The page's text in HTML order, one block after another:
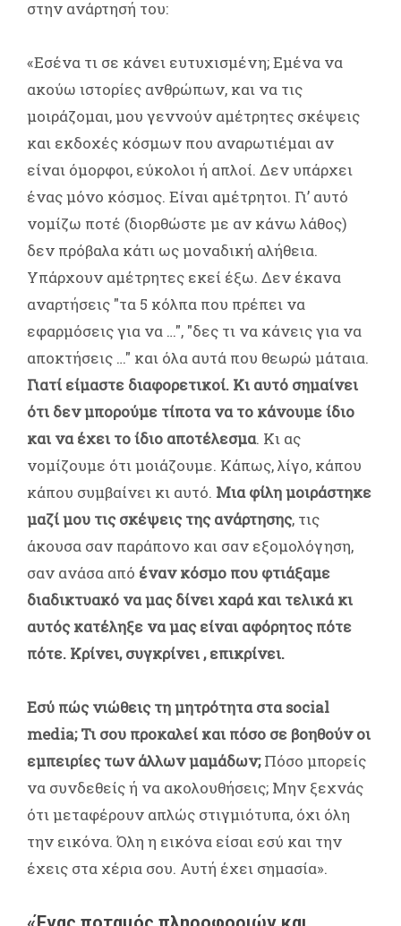
στην ανάρτησή του:
«Εσένα τι σε κάνει ευτυχισμένη; Εμένα να
ακούω ιστορίες ανθρώπων, και να τις
μοιράζομαι, μου γεννούν αμέτρητες σκέψεις
και εκδοχές κόσμων που αναρωτιέμαι αν
είναι όμορφοι, εύκολοι ή απλοί. Δεν υπάρχει
ένας μόνο κόσμος. Είναι αμέτρητοι. Γι’ αυτό
νομίζω ποτέ (διορθώστε με αν κάνω λάθος)
δεν πρόβαλα κάτι ως μοναδική αλήθεια.
Υπάρχουν αμέτρητες εκεί έξω. Δεν έκανα
αναρτήσεις "τα 5 κόλπα που πρέπει να
εφαρμόσεις για να …", "δες τι να κάνεις για να
αποκτήσεις …" και όλα αυτά που θεωρώ μάταια.
Γιατί είμαστε διαφορετικοί. Κι αυτό σημαίνει
ότι δεν μπορούμε τίποτα να το κάνουμε ίδιο
και να έχει το ίδιο αποτέλεσμα. Κι ας
νομίζουμε ότι μοιάζουμε. Κάπως, λίγο, κάπου
κάπου συμβαίνει κι αυτό. Μια φίλη μοιράστηκε
μαζί μου τις σκέψεις της ανάρτησης, τις
άκουσα σαν παράπονο και σαν εξομολόγηση,
σαν ανάσα από έναν κόσμο που φτιάξαμε
διαδικτυακό να μας δίνει χαρά και τελικά κι
αυτός κατέληξε να μας είναι αφόρητος πότε
πότε. Κρίνει, συγκρίνει , επικρίνει.
Εσύ πώς νιώθεις τη μητρότητα στα social
media; Τι σου προκαλεί και πόσο σε βοηθούν οι
εμπειρίες των άλλων μαμάδων;Πόσο μπορείς
να συνδεθείς ή να ακολουθήσεις; Μην ξεχνάς
ότι μεταφέρουν απλώς στιγμιότυπα, όχι όλη
την εικόνα. Όλη η εικόνα είσαι εσύ και την
έχεις στα χέρια σου. Αυτή έχει σημασία».